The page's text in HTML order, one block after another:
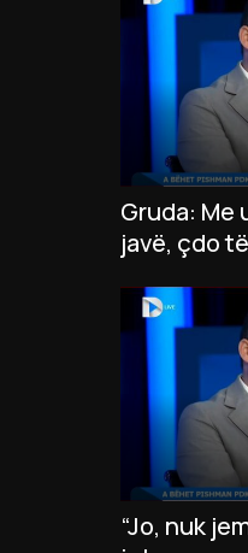
Gruda: Me
javë, çdo
“Jo, nuk